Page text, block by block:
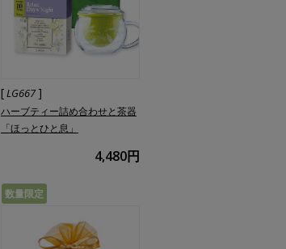
[LG667 ]
ハーブティー詰め合わせと茶器
「ほっとひと息」
4,480円
数量限定